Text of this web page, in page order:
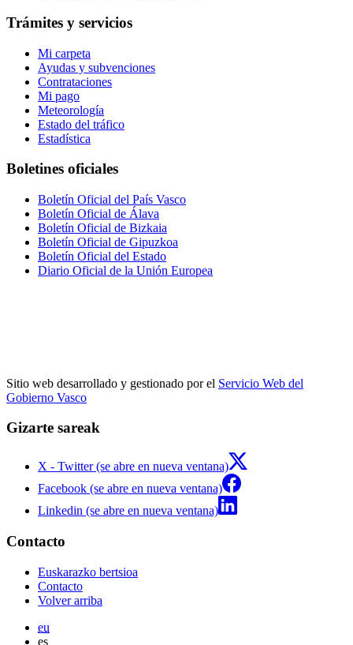
Trámites y servicios
Mi carpeta
Ayudas y subvenciones
Contrataciones
Mi pago
Meteorología
Estado del tráfico
Estadística
Boletines oficiales
Boletín Oficial del País Vasco
Boletín Oficial de Álava
Boletín Oficial de Bizkaia
Boletín Oficial de Gipuzkoa
Boletín Oficial del Estado
Diario Oficial de la Unión Europea
Sitio web desarrollado y gestionado por el Servicio Web del
Gobierno Vasco
Gizarte sareak
X - Twitter (se abre en nueva ventana)
Facebook (se abre en nueva ventana)
Linkedin (se abre en nueva ventana)
Contacto
Euskarazko bertsioa
Contacto
Volver arriba
eu
es